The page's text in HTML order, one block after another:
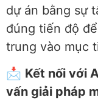
dự án bằng sự
đúng tiến độ
trung vào mục
📩 Kết nối với
vấn giải pháp